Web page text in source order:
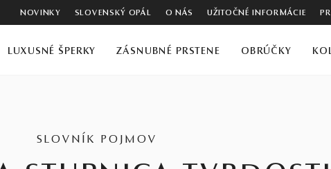
NOVINKY SLOVENSKÝ OPÁL O NÁS UŽITOČNÉ INFORMÁCIE
LUXUSNÉ ŠPERKY ZÁSNUBNÉ PRSTENE OBRÚČKY
SLOVNÍK POJMOV